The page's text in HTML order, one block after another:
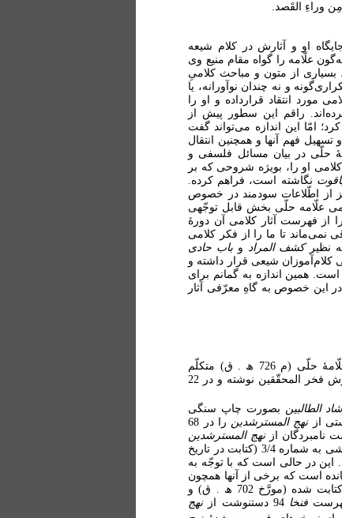
مِن وراءِ القَصد.
علّامه حلّی ( ۶۴۸ ـ 726 ھ . ق) و جایگاه او و آثارش در کلام شیعه
علّامه را گواه مقام منیع وی
بسیاری از متون و مباحث کلامیِ
و نه چندان نوآورانه، یا
مورد انتقاد قرارداده و او را
راقم این سطور پیش از
امّا این اندازه می‌تواند گفت
فهم آنها و همچنین انتقال
حلّی در بیان مسائل فلسفی و
او را، بویژه شروحی که بر
نگاشته است، فراهم کرده.
از اطّلاعات سودمند در خصوص
علّامه حلّی بخش قابل توجّهی
از فهرست آثار کلامی آن دورۀ
نمی‌ماند تا ما را از فکر کلامی
نظیرکشف المراد و باب حادی
کلام‌آموزان شیعی قرار داشته و
همین اندازه به گمانم برای
در این خصوص به گاهِ معرّفی آثار
از جمله آثار کم برگ امّا پُربار علّامۀ حلّی (م 726 ھ . ق) متکلّم
برجستۀ مکتب حلّه بشمار می‌آید. علّامه این اثر را به درخواست پسرش فخر المحقّقین نوشته و در 22
الطالبین بصورت چاپ سنگی
ازنهج المسترشدین
را در 68
نامبردگان ازنهج المسترشدین
تنها بر اساس دو نسخۀ این اثر محفوظ در کتابخانۀ آیة الله نجفی مرعشی به شماره 3/4 (کتابت در تاریخ
ق) صورت گرفته است. این در حالی است که با توجّه به
است که برخی از آنها همچون
نسخه شمارۀ 955 کتابخانۀ آستان قدس رضوی در زمان خود علّامه کتابت شده (مورَّخ 702 ھ . ق) و
فنخا 94 دستنوشت از
نهج